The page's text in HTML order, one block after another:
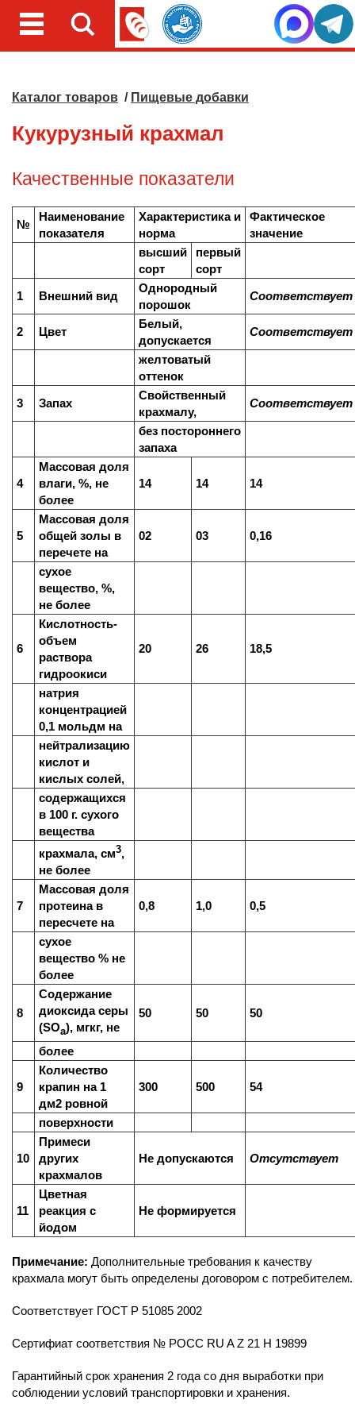
Каталог товаров / Пищевые добавки
Кукурузный крахмал
Качественные показатели
№
Наименование
показателя
Характеристика и
норма
Фактическое
значение
высший
сорт
первый
сорт
1
Внешний вид
Однородный
порошок
Соответствует
2 Цвет
Белый,
допускается
Соответствует
желтоватый
оттенок
3
Запах
Свойственный
крахмалу,
Соответствует
без постороннего
запаха
4
Массовая доля
влаги, %, не
более
14 14 14
5
Массовая доля
общей золы в
перечете на
02 03 0,16
сухое
вещество, %,
не более
6
Кислотность-
объем
раствора
гидроокиси
20 26 18,5
натрия
концентрацией
0,1 мольдм на
нейтрализацию
кислот и
кислых солей,
содержащихся
в 100 г. сухого
вещества
крахмала, см3,
не более
7
Массовая доля
протеина в
пересчете на
0,8 1,0 0,5
сухое
вещество % не
более
8
Содержание
диоксида серы
(SOa), мгкг, не
50 50 50
более
9
Количество
крапин на 1
дм2 ровной
300 500 54
поверхности
10
Примеси
других
крахмалов
Не допускаются Отсутствует
11
Цветная
реакция с
йодом
Не формируется
Примечание: Дополнительные требования к качеству
крахмала могут быть определены договором с потребителем.
Соответствует ГОСТ Р 51085 2002
Сертифиат соответствия № РОСС RU A Z 21 H 19899
Гарантийный срок хранения 2 года со дня выработки при
соблюдении условий транспортировки и хранения.